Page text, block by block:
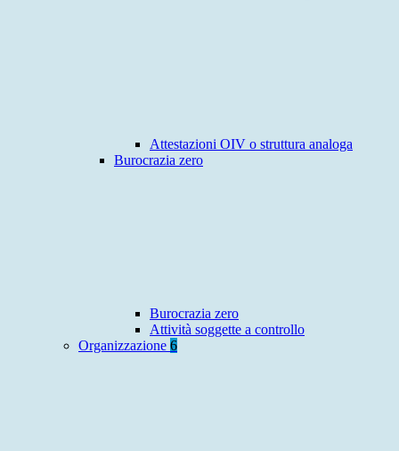
Attestazioni OIV o struttura analoga
Burocrazia zero
Burocrazia zero
Attività soggette a controllo
Organizzazione 6